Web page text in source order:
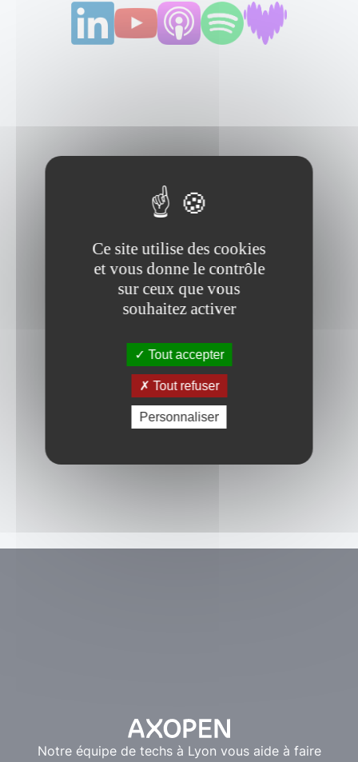
Notre équipe de techs à Lyon vous aide à faire
Ce site utilise des cookies
et vous donne le contrôle
sur ceux que vous
souhaitez activer
Tout accepter
Tout refuser
Personnaliser